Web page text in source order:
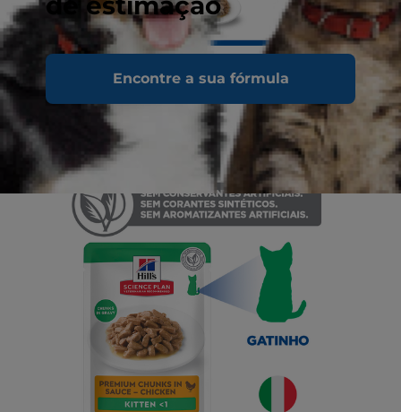
Encontre a sua fórmula